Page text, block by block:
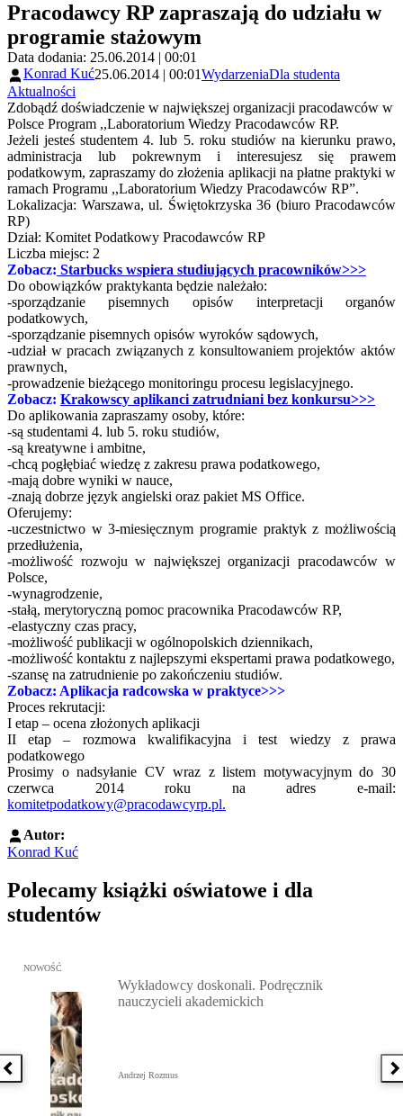
Pracodawcy RP zapraszają do udziału w
programie stażowym
Data dodania: 25.06.2014 | 00:01
Konrad Kuć25.06.2014 | 00:01WydarzeniaDla studenta
Aktualności
Zdobądź doświadczenie w największej organizacji pracodawców w
Polsce Program ,,Laboratorium Wiedzy Pracodawców RP.
Jeżeli jesteś studentem 4. lub 5. roku studiów na kierunku prawo,
administracja lub pokrewnym i interesujesz się prawem
podatkowym, zapraszamy do złożenia aplikacji na płatne praktyki w
ramach Programu ,,Laboratorium Wiedzy Pracodawców RP”.
Lokalizacja: Warszawa, ul. Świętokrzyska 36 (biuro Pracodawców
RP)
Dział: Komitet Podatkowy Pracodawców RP
Liczba miejsc: 2
Zobacz: Starbucks wspiera studiujących pracowników>>>
Do obowiązków praktykanta będzie należało:
-sporządzanie pisemnych opisów interpretacji organów
podatkowych,
-sporządzanie pisemnych opisów wyroków sądowych,
-udział w pracach związanych z konsultowaniem projektów aktów
prawnych,
-prowadzenie bieżącego monitoringu procesu legislacyjnego.
Zobacz: Krakowscy aplikanci zatrudniani bez konkursu>>>
Do aplikowania zapraszamy osoby, które:
-są studentami 4. lub 5. roku studiów,
-są kreatywne i ambitne,
-chcą pogłębiać wiedzę z zakresu prawa podatkowego,
-mają dobre wyniki w nauce,
-znają dobrze język angielski oraz pakiet MS Office.
Oferujemy:
-uczestnictwo w 3-miesięcznym programie praktyk z możliwością
przedłużenia,
-możliwość rozwoju w największej organizacji pracodawców w
Polsce,
-wynagrodzenie,
-stałą, merytoryczną pomoc pracownika Pracodawców RP,
-elastyczny czas pracy,
-możliwość publikacji w ogólnopolskich dziennikach,
-możliwość kontaktu z najlepszymi ekspertami prawa podatkowego,
-szansę na zatrudnienie po zakończeniu studiów.
Zobacz: Aplikacja radcowska w praktyce>>>
Proces rekrutacji:
I etap – ocena złożonych aplikacji
II etap – rozmowa kwalifikacyjna i test wiedzy z prawa
podatkowego
Prosimy o nadsyłanie CV wraz z listem motywacyjnym do 30
czerwca 2014 roku na adres e-mail:
komitetpodatkowy@pracodawcyrp.pl.
Autor:
Konrad Kuć
Polecamy książki oświatowe i dla
studentów
Poprzednia książka
Przejdź do: Wykładowcy doskonali. Podręcznik nauczycieli
NOWOŚĆ
Wykładowcy doskonali. Podręcznik
nauczycieli akademickich
Andrzej Rozmus